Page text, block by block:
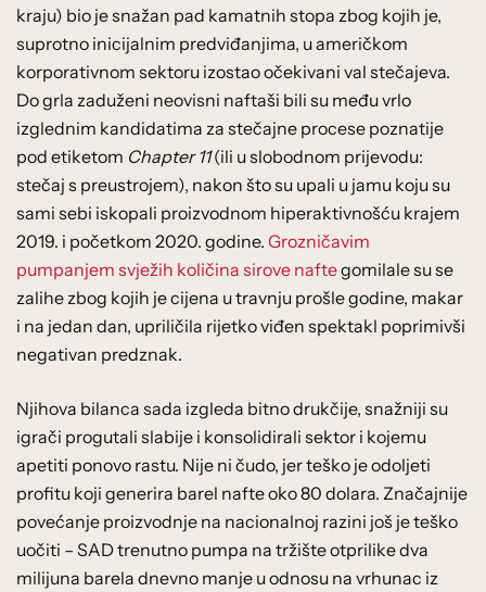
kraju) bio je snažan pad kamatnih stopa zbog kojih je,
suprotno inicijalnim predviđanjima, u američkom
korporativnom sektoru izostao očekivani val stečajeva.
Do grla zaduženi neovisni naftaši bili su među vrlo
izglednim kandidatima za stečajne procese poznatije
pod etiketom Chapter 11(ili u slobodnom prijevodu:
stečaj s preustrojem), nakon što su upali u jamu koju su
sami sebi iskopali proizvodnom hiperaktivnošću krajem
2019. i početkom 2020. godine. Grozničavim
pumpanjem svježih količina sirove naftegomilale su se
zalihe zbog kojih je cijena u travnju prošle godine, makar
i na jedan dan, upriličila rijetko viđen spektakl poprimivši
negativan predznak.
Njihova bilanca sada izgleda bitno drukčije, snažniji su
igrači progutali slabije i konsolidirali sektor i kojemu
apetiti ponovo rastu. Nije ni čudo, jer teško je odoljeti
profitu koji generira barel nafte oko 80 dolara. Značajnije
povećanje proizvodnje na nacionalnoj razini još je teško
uočiti – SAD trenutno pumpa na tržište otprilike dva
milijuna barela dnevno manje u odnosu na vrhunac iz